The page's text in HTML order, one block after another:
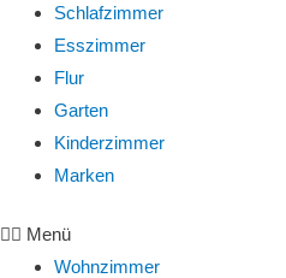
Schlafzimmer
Esszimmer
Flur
Garten
Kinderzimmer
Marken
Menü
Wohnzimmer